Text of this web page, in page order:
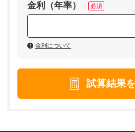
金利（年率）
金利について
試算結果